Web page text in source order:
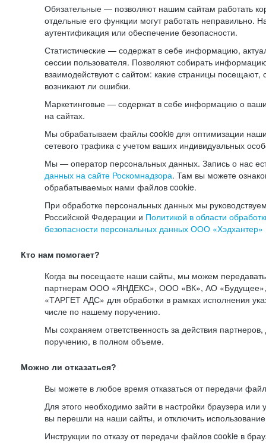
Обязательные — позволяют нашим сайтам работать
отдельные его функции могут работать неправильно.
аутентификация или обеспечение безопасности.
Статистические — содержат в себе информацию,
сессии пользователя. Позволяют собирать
взаимодействуют с сайтом: какие страницы посещают,
возникают ли ошибки.
Маркетинговые — содержат в себе информацию о
на сайтах.
Мы обрабатываем файлы cookie для оптимизации
сетевого трафика с учетом ваших индивидуальных
Мы — оператор персональных данных. Запись о нас
данных на сайте Роскомнадзора. Там вы можете
обрабатываемых нами файлов cookie.
При обработке персональных данных мы
Российской Федерации и Политикой в области
безопасности персональных данных ООО «Хэдхантер»
Кто нам помогает?
Когда вы посещаете наши сайты, мы можем
партнерам ООО «ЯНДЕКС», ООО «ВК», АО
«ТАРГЕТ АДС» для обработки в рамках исполнения
числе по нашему поручению.
Мы сохраняем ответственность за действия
поручению, в полном объеме.
Можно ли отказаться?
Вы можете в любое время отказаться от передачи
Для этого необходимо зайти в настройки браузера или
вы перешли на наши сайты, и отключить
Инструкции по отказу от передачи файлов cookie в